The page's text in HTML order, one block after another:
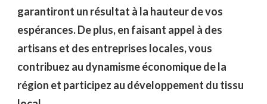
garantiront un résultat à la hauteur de vos
espérances. De plus, en faisant appel à des
artisans et des entreprises locales, vous
contribuez au dynamisme économique de la
région et participez au développement du tissu